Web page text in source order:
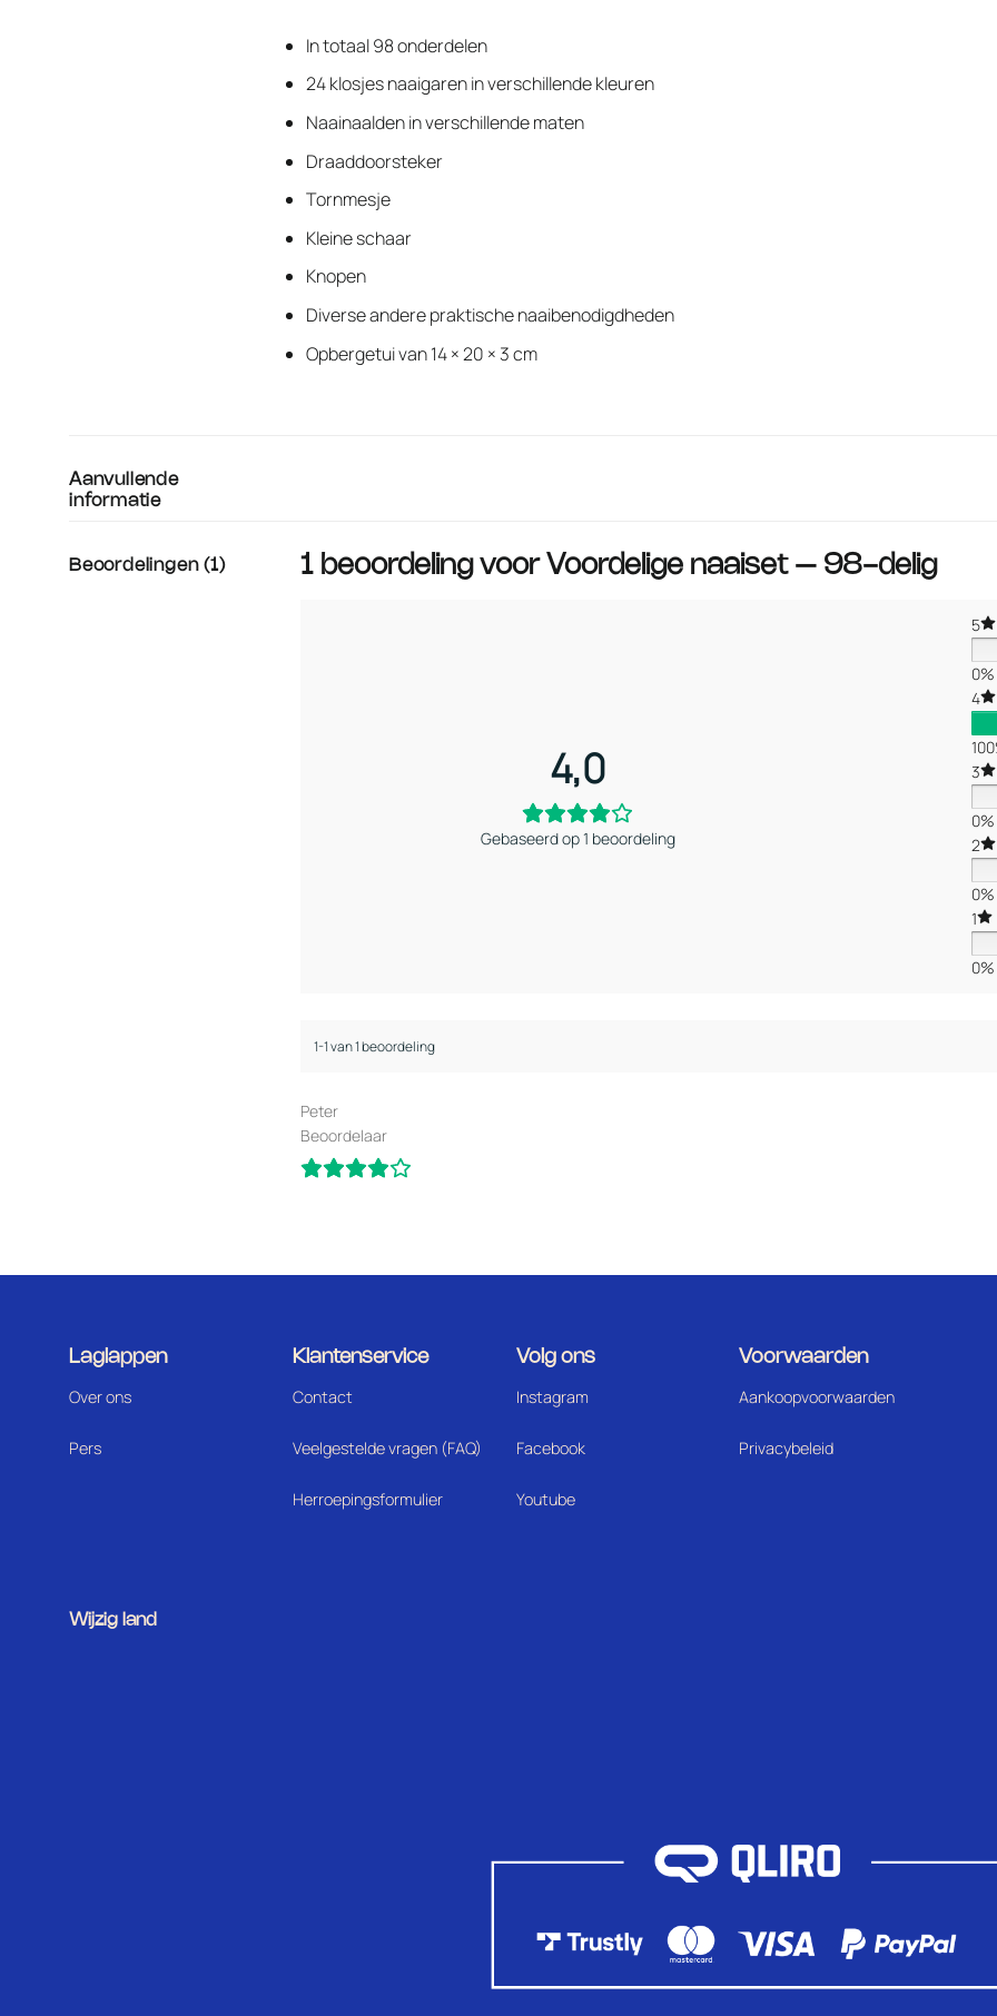
In totaal 98 onderdelen
24 klosjes naaigaren in verschillende kleuren
Naainaalden in verschillende maten
Draaddoorsteker
Tornmesje
Kleine schaar
Knopen
Diverse andere praktische naaibenodigdheden
Opbergetui van 14 × 20 × 3 cm
Aanvullende
informatie
Beoordelingen (1) 1 beoordeling voor Voordelige naaiset – 98-delig
4,0
Gebaseerd op 1 beoordeling
5
0%
4
3
0%
2
0%
1
0%
1-1 van 1 beoordeling
Peter
Beoordelaar
Laglappen
Over ons
Pers
Klantenservice
Contact
Veelgestelde vragen (FAQ)
Herroepingsformulier
Volg ons
Instagram
Facebook
Youtube
Voorwaarden
Aankoopvoorwaarden
Privacybeleid
Wijzig land